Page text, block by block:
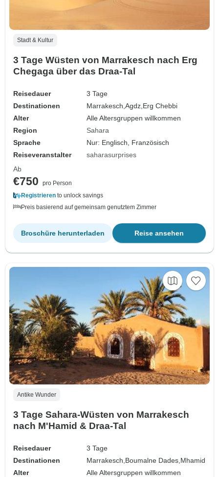
Stadt & Kultur
3 Tage Wüsten von Marrakesch nach Erg
Chegaga über das Draa-Tal
Reisedauer
3 Tage
Destinationen
Marrakesch,Agdz,Erg Chebbi
Alter
Alle Altersgruppen willkommen
Region
Sahara
Sprache
Nur: Englisch, Französisch
Reiseveranstalter
saharasurprises
Ab
€750
pro Person
Registrieren to unlock savings
Preis basierend auf gemeinsam genutztem Zimmer
Reise ansehen
Broschüre herunterladen
Antike Wunder
3 Tage Sahara-Wüsten von Marrakesch
nach M'Hamid & Draa-Tal
Reisedauer
3 Tage
Destinationen
Marrakesch, Boumalne Dades, Mhamid
Alter
Alle Altersgruppen willkommen